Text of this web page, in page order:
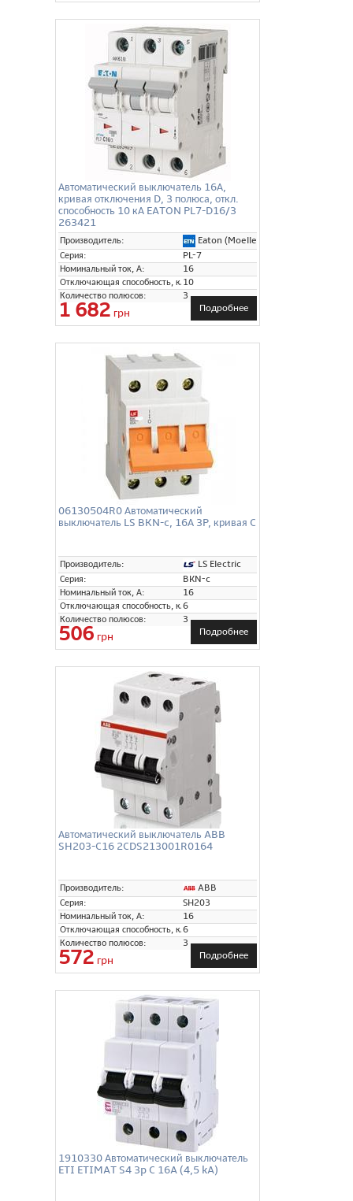
Автоматический выключатель 16А,
кривая отключения D, 3 полюса, откл.
способность 10 кА EATON PL7-D16/3
263421
Производитель:
Eaton (Moeller)
Серия:
PL-7
Номинальный ток, А:
16
Отключающая способность, кА:10
Количество полюсов:
3
1 682 грн Подробнее
06130504R0 Автоматический
выключатель LS BKN-c, 16А 3P, кривая C
Производитель:
LS Electric
Серия:
BKN-c
Номинальный ток, А:
16
Отключающая способность, кА:
6
Количество полюсов:
3
506 грн Подробнее
Автоматический выключатель ABB
SH203-C16 2CDS213001R0164
Производитель:
ABB
Серия:
SH203
Номинальный ток, А:
16
Отключающая способность, кА:
6
Количество полюсов:
3
572 грн Подробнее
1910330 Автоматический выключатель
ETI ETIMAT S4 3p C 16A (4,5 kA)